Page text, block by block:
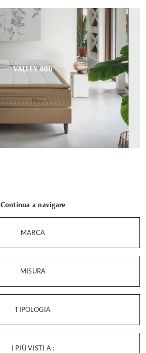
VALLEY 800
Continua a navigare
MARCA
MISURA
TIPOLOGIA
I PIÙ VISTI A :